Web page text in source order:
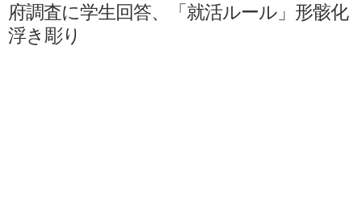
府調査に学生回答、「就活ルール」形骸化
浮き彫り